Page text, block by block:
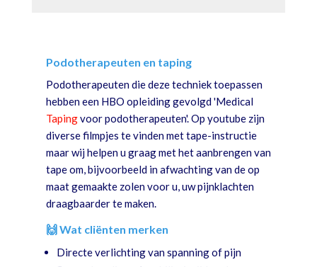
Podotherapeuten en taping
Podotherapeuten die deze techniek toepassen
hebben een HBO opleiding gevolgd 'Medical
Tapingvoor podotherapeuten'. Op youtube zijn
diverse filmpjes te vinden met tape-instructie
maar wij helpen u graag met het aanbrengen van
tape om, bijvoorbeeld in afwachting van de op
maat gemaakte zolen voor u, uw pijnklachten
draagbaarder te maken.
🙌 Wat cliënten merken
Directe verlichting van spanning of pijn